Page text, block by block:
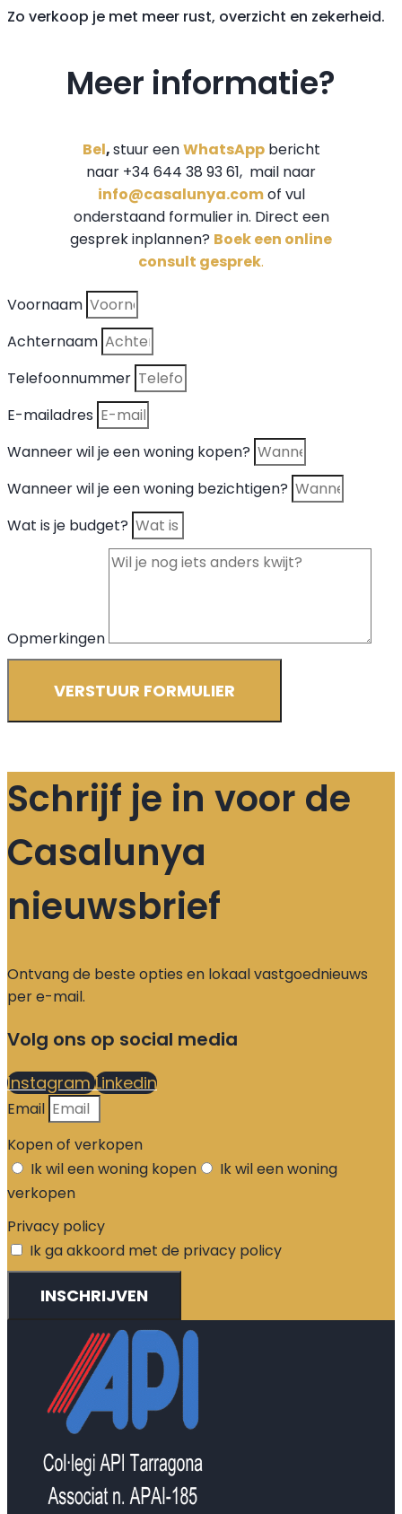
Zo verkoop je met meer rust, overzicht en zekerheid.
Meer informatie?
Bel,stuur eenWhatsApp bericht
naar +34 644 38 93 61, mail naar
info@casalunya.comof vul
onderstaand formulier in. Direct een
gesprek inplannen? Boek een online
consult gesprek.
Voornaam
Achternaam
Telefoonnummer
E-mailadres
Wanneer wil je een woning kopen?
Wanneer wil je een woning bezichtigen?
Wat is je budget?
Opmerkingen
VERSTUUR FORMULIER
Schrijf je in voor de
Casalunya
nieuwsbrief
Ontvang de beste opties en lokaal vastgoednieuws
per e-mail.
Volg ons op social media
Instagram Linkedin
Email
Kopen of verkopen
Ik wil een woning kopen
Ik wil een woning
verkopen
Privacy policy
Ik ga akkoord met de privacy policy
INSCHRIJVEN